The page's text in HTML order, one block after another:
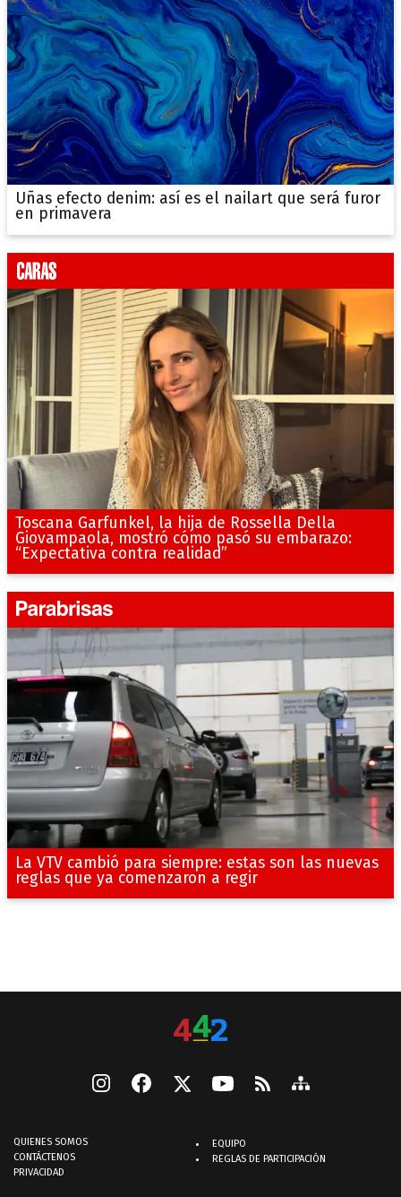
Uñas efecto denim: así es el nailart que será furor
en primavera
Toscana Garfunkel, la hija de Rossella Della
Giovampaola, mostró cómo pasó su embarazo:
“Expectativa contra realidad”
La VTV cambió para siempre: estas son las nuevas
reglas que ya comenzaron a regir
QUIENES SOMOS
CONTÁCTENOS
PRIVACIDAD
EQUIPO
REGLAS DE PARTICIPACIÓN